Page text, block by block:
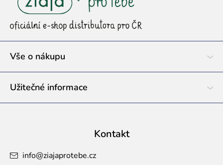
t
Vše o nákupu
Užitečné informace
Kontakt
info@ziajaprotebe.cz